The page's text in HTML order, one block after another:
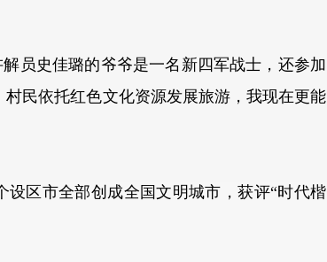
员史佳璐的爷爷是一名新四军战士，还参加
民依托红色文化资源发展旅游，我现在更能
区市全部创成全国文明城市，获评“时代楷